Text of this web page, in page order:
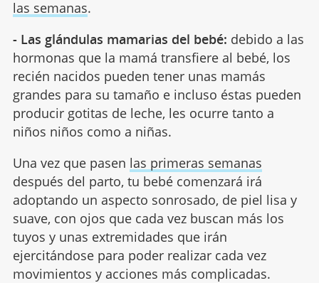
las semanas.
- Las glándulas mamarias del bebé: debido a las
hormonas que la mamá transfiere al bebé, los
recién nacidos pueden tener unas mamás
grandes para su tamaño e incluso éstas pueden
producir gotitas de leche, les ocurre tanto a
niños niños como a niñas.
Una vez que pasen las primeras semanas
después del parto, tu bebé comenzará irá
adoptando un aspecto sonrosado, de piel lisa y
suave, con ojos que cada vez buscan más los
tuyos y unas extremidades que irán
ejercitándose para poder realizar cada vez
movimientos y acciones más complicadas.